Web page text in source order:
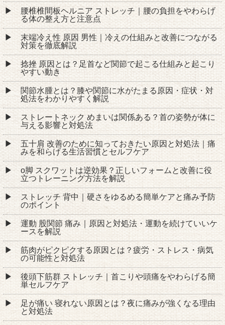
腰椎椎間板ヘルニア ストレッチ｜腰の負担をやわらげ
る体の整え方と注意点
末端冷え性 原因 男性｜冷えの仕組みと改善につながる
対策を徹底解説
捻挫 原因とは？足首など関節で起こる仕組みと起こり
やすい動き
関節水腫とは？膝や関節に水がたまる原因・症状・対
処法をわかりやすく解説
ストレートネック めまいは関係ある？首の姿勢が体に
与える影響と対処法
五十肩 改善のために知っておきたい原因と対処法｜痛
みを和らげる生活習慣とセルフケア
o脚 スクワットは逆効果？正しいフォームと改善に役
立つトレーニング方法を解説
ストレッチ 背中｜硬さをゆるめる簡単ケアと痛み予防
のポイント
運動 股関節 痛み｜原因と対処法・運動を続けていいケ
ースを解説
筋肉がピクピクする原因とは？疲労・ストレス・病気
の可能性と対処法
後頭下筋群 ストレッチ｜首こりや頭痛をやわらげる簡
単セルフケア
足が痛い 寝れない原因とは？夜に痛みが強くなる理由
と対処法